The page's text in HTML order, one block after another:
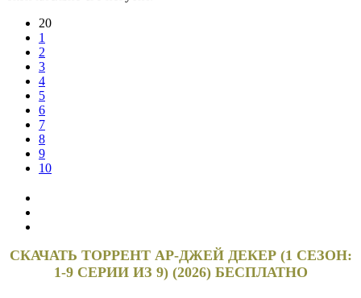
20
1
2
3
4
5
6
7
8
9
10
СКАЧАТЬ ТОРРЕНТ АР-ДЖЕЙ ДЕКЕР (1 СЕЗОН:
1-9 СЕРИИ ИЗ 9) (2026) БЕСПЛАТНО